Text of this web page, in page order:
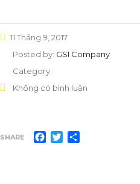
11 Tháng 9, 2017
Posted by: GSI Company
Category:
Không có bình luận
SHARE Facebook
Twitter